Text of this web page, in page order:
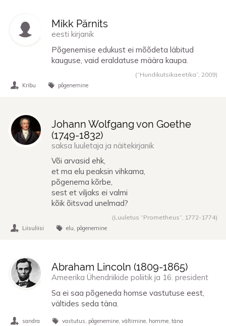
Mikk Pärnits
eesti kirjanik
Põgenemise edukust ei mõõdeta läbitud
kauguse, vaid eraldatuse määra kaupa.
(“Hundikutsikaeetika”, 2009)
Kribu põgenemine
Johann Wolfgang von Goethe
(1749-1832)
saksa luuletaja ja näitekirjanik
Või arvasid ehk,
et ma elu peaksin vihkama,
põgenema kõrbe,
sest et viljaks ei valmi
kõik õitsvad unelmad?
(Luuletus “Prometheus”, 1772- 1774)
Liisuliisi elu põgenemine
Abraham Lincoln (1809-1865)
Ameerika Ühendriikide poliitik ja 16. president
Sa ei saa põgeneda homse vastutuse eest,
vältides seda täna.
sandra vastutus põgenemine vältimine homme täna